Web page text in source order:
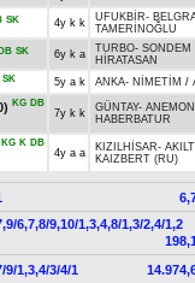
SK 4y k k UFUKBİR-
TAMERİNOĞLU
DB SK 6y k a TURBO- SONDEM
HİRATASAN
SK 5y a k ANKA- NİMETİM /
KG DB
7y k k GÜNTAY-
HABERBATUR
KG K DB
4y a a KIZILHİSAR-
KAIZBERT (RU)
6,7,8/9,10/1,3,4,8/1,3/2,4/1,2
9/1,3,4/3/4/1